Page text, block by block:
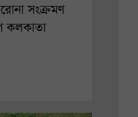
সংক্রমণ
কলকাতা